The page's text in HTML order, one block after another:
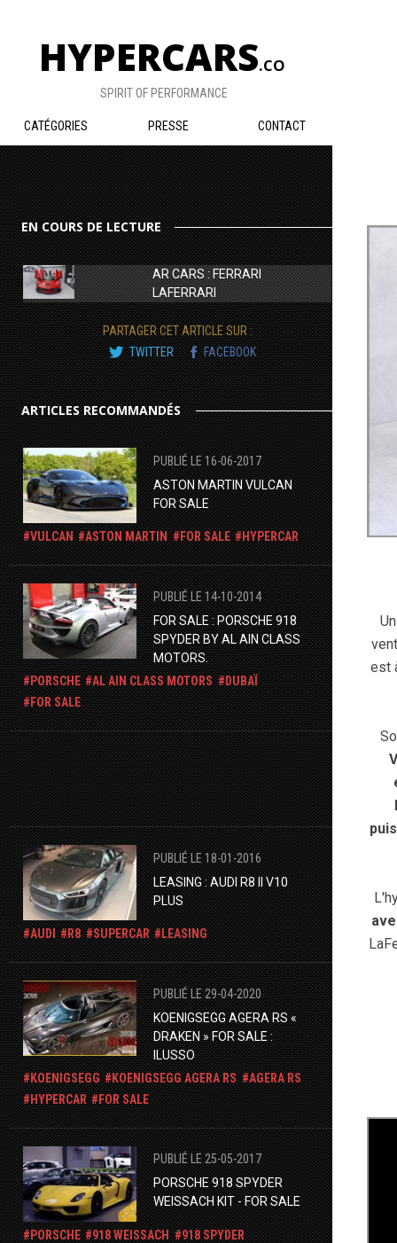
HYPERCARS.CO
SPIRIT OF PERFORMANCE
CATÉGORIES PRESSE CONTACT
EN COURS DE LECTURE
AR CARS : FERRARI
LAFERRARI
PARTAGER CET ARTICLE SUR :
TWITTER
FACEBOOK
ARTICLES RECOMMANDÉS
PUBLIÉ LE 16-06-2017
ASTON MARTIN VULCAN
FOR SALE
VULCAN ASTON MARTIN FOR SALE HYPERCAR
PUBLIÉ LE 14-10-2014
FOR SALE : PORSCHE 918
SPYDER BY AL AIN CLASS
MOTORS.
PORSCHE
AL AIN CLASS MOTORS
DUBAÏ
FOR SALE
PUBLIÉ LE 18-01-2016
LEASING : AUDI R8 II V10
PLUS
AUDI R8 SUPERCAR LEASING
PUBLIÉ LE 29-04-2020
KOENIGSEGG AGERA RS «
DRAKEN » FOR SALE :
ILUSSO
KOENIGSEGG
KOENIGSEGG AGERA RS
AGERA RS
HYPERCAR
FOR SALE
PUBLIÉ LE 25-05-2017
PORSCHE 918 SPYDER
WEISSACH KIT - FOR SALE
PORSCHE 918 WEISSACH
918 SPYDER
est